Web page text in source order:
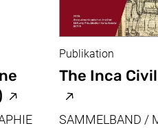
ist nicht
(externer Link,
The Inca
(externer
Publikation
SAMMELBAND /